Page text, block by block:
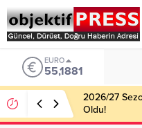
ALTIN
6.660,55
Haliliye
Yemek